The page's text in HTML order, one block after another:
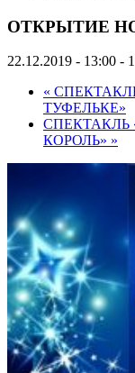
ОТКРЫТИЕ
22.12.2019 - 13:00 -
«
ТУФЕЛЬКЕ»
КОРОЛЬ» »